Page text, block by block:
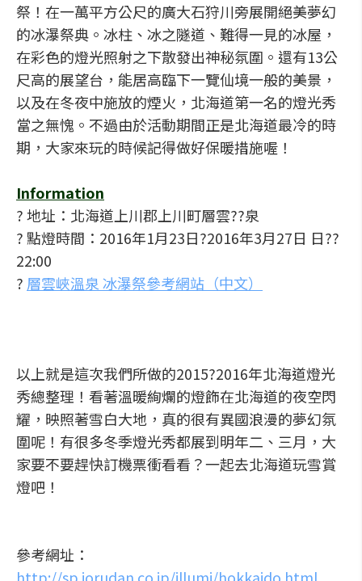
祭！在一萬平方公尺的廣大石狩川旁展開絕美夢幻
的冰瀑祭典。冰柱、冰之隧道、難得一見的冰屋，
在彩色的燈光照射之下散發出神秘氛圍。還有13公
尺高的展望台，能居高臨下一覽仙境一般的美景，
以及在冬夜中施放的煙火，北海道第一名的燈光秀
當之無愧。不過由於活動期間正是北海道最冷的時
期，大家來玩的時候記得做好保暖措施喔！
Information
? 地址：北海道上川郡上川町層雲??泉
? 點燈時間：2016年1月23日?2016年3月27日 日??
22:00
? 層雲峽溫泉 冰瀑祭參考網站（中文）
以上就是這次我們所做的2015?2016年北海道燈光
秀總整理！看著溫暖絢爛的燈飾在北海道的夜空閃
耀，映照著雪白大地，真的很有異國浪漫的夢幻氛
圍呢！有很多冬季燈光秀都展到明年二、三月，大
家要不要趕快訂機票衝看看？一起去北海道玩雪賞
燈吧！
參考網址：